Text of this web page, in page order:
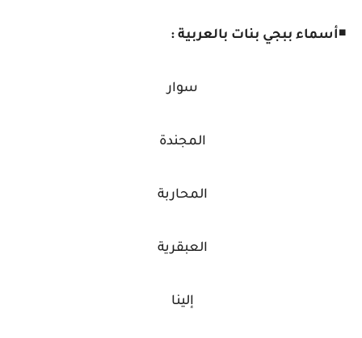
◾أسماء ببجي بنات بالعربية :
سوار
المجندة
المحاربة
العبقرية
إلينا